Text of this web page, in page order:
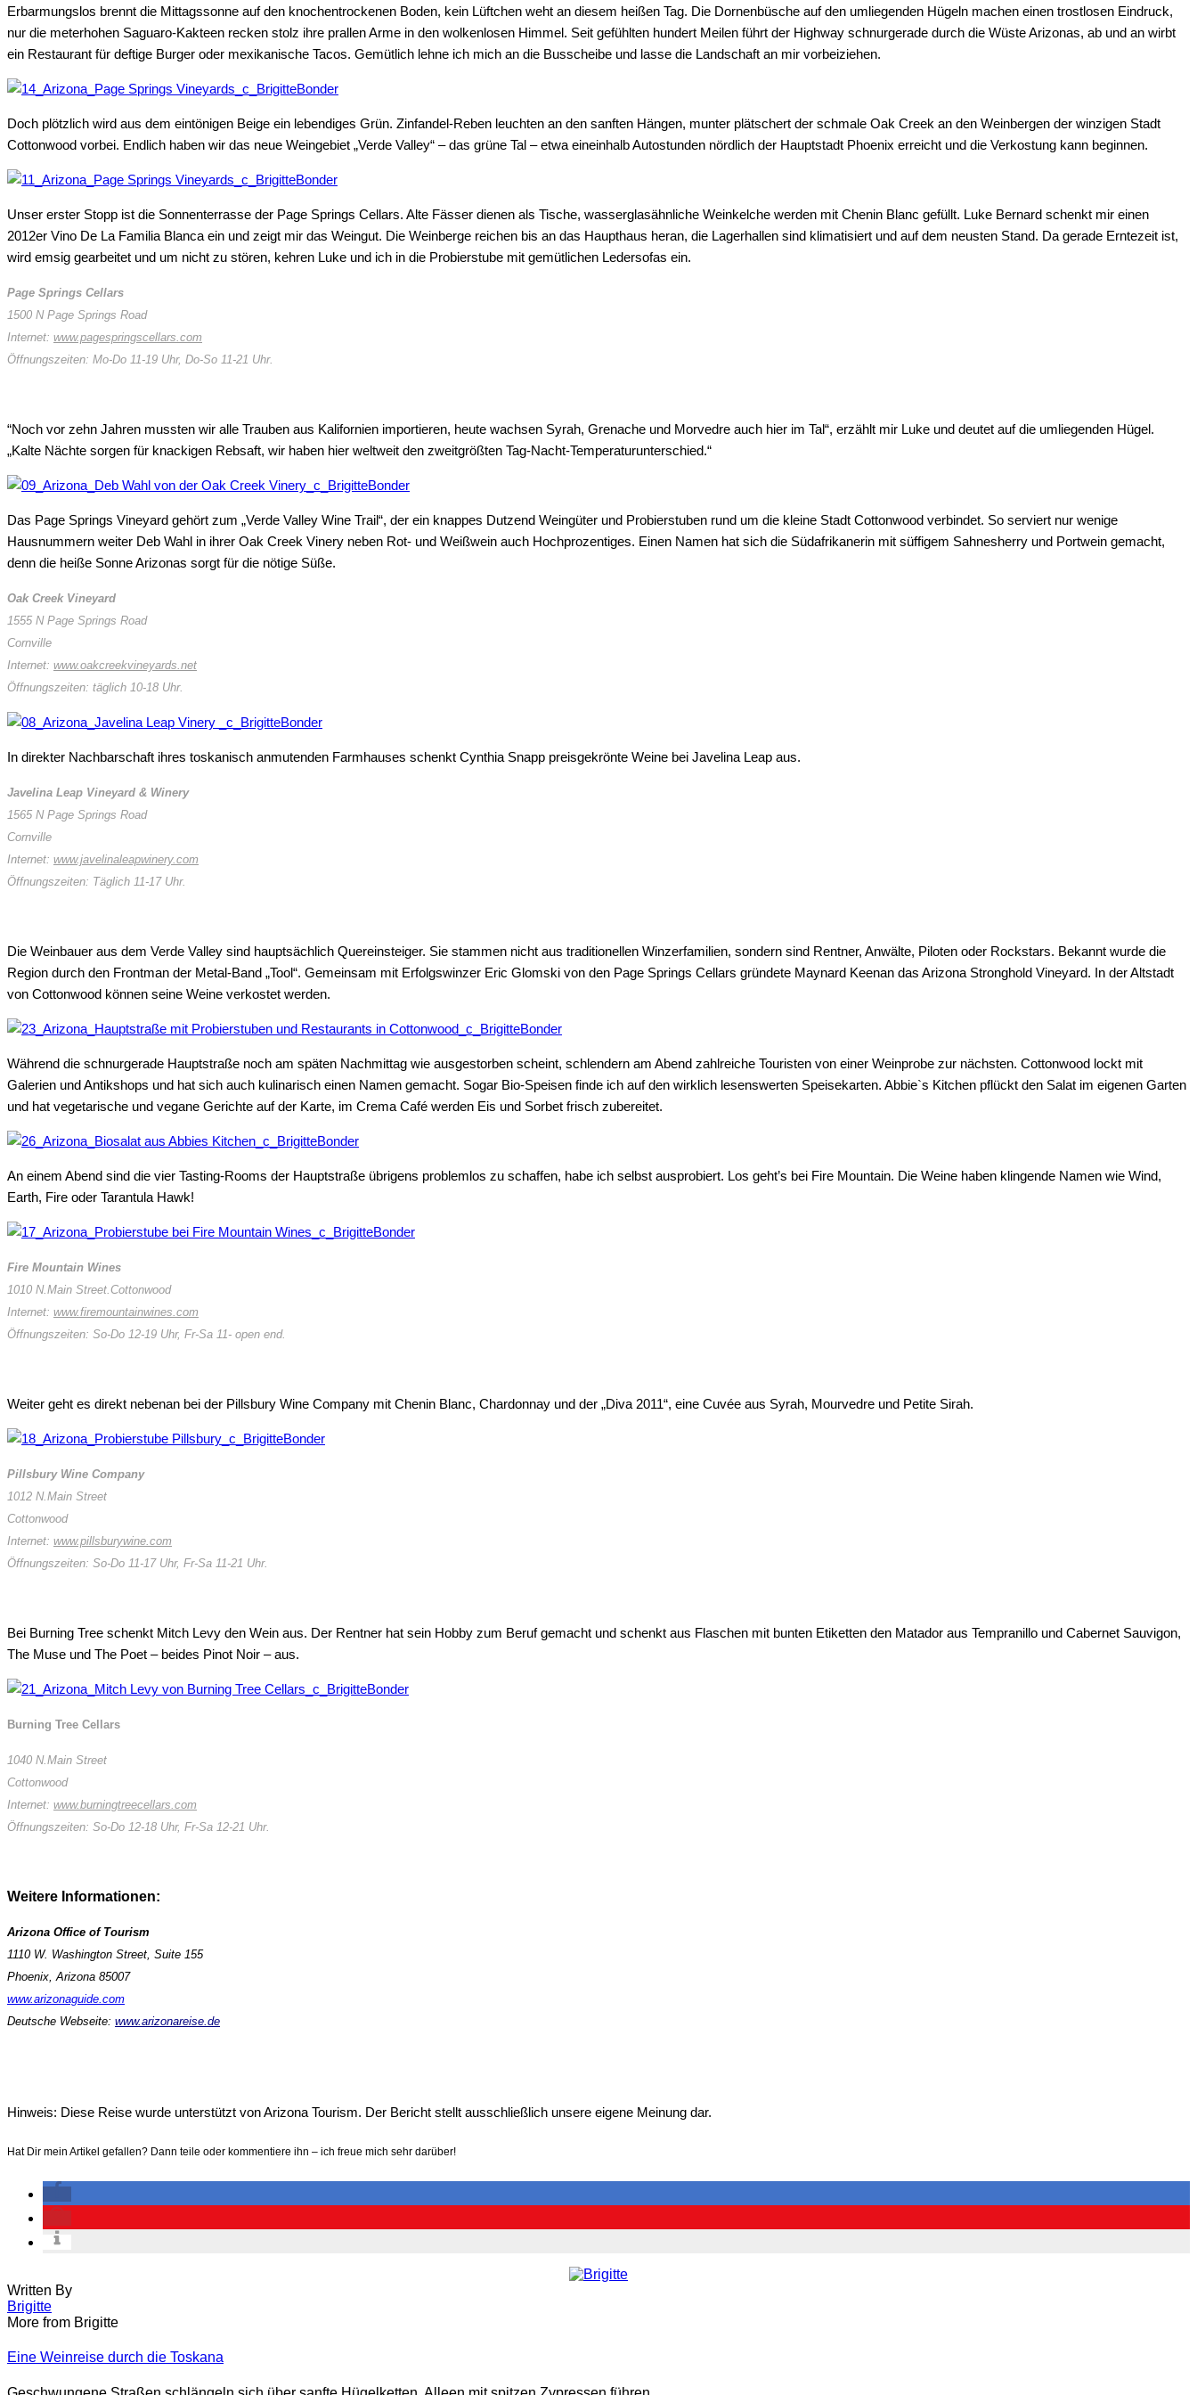
Erbarmungslos brennt die Mittagssonne auf den knochentrockenen Boden, kein Lüftchen weht an diesem heißen Tag. Die Dornenbüsche auf den umliegenden Hügeln machen einen trostlosen Eindruck,
nur die meterhohen Saguaro-Kakteen recken stolz ihre prallen Arme in den wolkenlosen Himmel. Seit gefühlten hundert Meilen führt der Highway schnurgerade durch die Wüste Arizonas, ab und an wirbt
ein Restaurant für deftige Burger oder mexikanische Tacos. Gemütlich lehne ich mich an die Busscheibe und lasse die Landschaft an mir vorbeiziehen.
Doch plötzlich wird aus dem eintönigen Beige ein lebendiges Grün. Zinfandel-Reben leuchten an den sanften Hängen, munter plätschert der schmale Oak Creek an den Weinbergen der winzigen Stadt
Cottonwood vorbei. Endlich haben wir das neue Weingebiet „Verde Valley“ – das grüne Tal – etwa eineinhalb Autostunden nördlich der Hauptstadt Phoenix erreicht und die Verkostung kann beginnen.
Unser erster Stopp ist die Sonnenterrasse der Page Springs Cellars. Alte Fässer dienen als Tische, wasserglasähnliche Weinkelche werden mit Chenin Blanc gefüllt. Luke Bernard schenkt mir einen
2012er Vino De La Familia Blanca ein und zeigt mir das Weingut. Die Weinberge reichen bis an das Haupthaus heran, die Lagerhallen sind klimatisiert und auf dem neusten Stand. Da gerade Erntezeit ist,
wird emsig gearbeitet und um nicht zu stören, kehren Luke und ich in die Probierstube mit gemütlichen Ledersofas ein.
Page Springs Cellars
1500 N Page Springs Road
Internet: www.pagespringscellars.com
Öffnungszeiten: Mo-Do 11-19 Uhr, Do-So 11-21 Uhr.
“Noch vor zehn Jahren mussten wir alle Trauben aus Kalifornien importieren, heute wachsen Syrah, Grenache und Morvedre auch hier im Tal“, erzählt mir Luke und deutet auf die umliegenden Hügel.
„Kalte Nächte sorgen für knackigen Rebsaft, wir haben hier weltweit den zweitgrößten Tag-Nacht-Temperaturunterschied.“
Das Page Springs Vineyard gehört zum „Verde Valley Wine Trail“, der ein knappes Dutzend Weingüter und Probierstuben rund um die kleine Stadt Cottonwood verbindet. So serviert nur wenige
Hausnummern weiter Deb Wahl in ihrer Oak Creek Vinery neben Rot- und Weißwein auch Hochprozentiges. Einen Namen hat sich die Südafrikanerin mit süffigem Sahnesherry und Portwein gemacht,
denn die heiße Sonne Arizonas sorgt für die nötige Süße.
Oak Creek Vineyard
1555 N Page Springs Road
Cornville
Internet: www.oakcreekvineyards.net
Öffnungszeiten: täglich 10-18 Uhr.
In direkter Nachbarschaft ihres toskanisch anmutenden Farmhauses schenkt Cynthia Snapp preisgekrönte Weine bei Javelina Leap aus.
Javelina Leap Vineyard & Winery
1565 N Page Springs Road
Cornville
Internet: www.javelinaleapwinery.com
Öffnungszeiten: Täglich 11-17 Uhr.
Die Weinbauer aus dem Verde Valley sind hauptsächlich Quereinsteiger. Sie stammen nicht aus traditionellen Winzerfamilien, sondern sind Rentner, Anwälte, Piloten oder Rockstars. Bekannt wurde die
Region durch den Frontman der Metal-Band „Tool“. Gemeinsam mit Erfolgswinzer Eric Glomski von den Page Springs Cellars gründete Maynard Keenan das Arizona Stronghold Vineyard. In der Altstadt
von Cottonwood können seine Weine verkostet werden.
Während die schnurgerade Hauptstraße noch am späten Nachmittag wie ausgestorben scheint, schlendern am Abend zahlreiche Touristen von einer Weinprobe zur nächsten. Cottonwood lockt mit
Galerien und Antikshops und hat sich auch kulinarisch einen Namen gemacht. Sogar Bio-Speisen finde ich auf den wirklich lesenswerten Speisekarten. Abbie`s Kitchen pflückt den Salat im eigenen Garten
und hat vegetarische und vegane Gerichte auf der Karte, im Crema Café werden Eis und Sorbet frisch zubereitet.
An einem Abend sind die vier Tasting-Rooms der Hauptstraße übrigens problemlos zu schaffen, habe ich selbst ausprobiert. Los geht’s bei Fire Mountain. Die Weine haben klingende Namen wie Wind,
Earth, Fire oder Tarantula Hawk!
Fire Mountain Wines
1010 N.Main Street.Cottonwood
Internet: www.firemountainwines.com
Öffnungszeiten: So-Do 12-19 Uhr, Fr-Sa 11- open end.
Weiter geht es direkt nebenan bei der Pillsbury Wine Company mit Chenin Blanc, Chardonnay und der „Diva 2011“, eine Cuvée aus Syrah, Mourvedre und Petite Sirah.
Pillsbury Wine Company
1012 N.Main Street
Cottonwood
Internet: www.pillsburywine.com
Öffnungszeiten: So-Do 11-17 Uhr, Fr-Sa 11-21 Uhr.
Bei Burning Tree schenkt Mitch Levy den Wein aus. Der Rentner hat sein Hobby zum Beruf gemacht und schenkt aus Flaschen mit bunten Etiketten den Matador aus Tempranillo und Cabernet Sauvigon,
The Muse und The Poet – beides Pinot Noir – aus.
Burning Tree Cellars
1040 N.Main Street
Cottonwood
Internet: www.burningtreecellars.com
Öffnungszeiten: So-Do 12-18 Uhr, Fr-Sa 12-21 Uhr.
Weitere Informationen:
Arizona Office of Tourism
1110 W. Washington Street, Suite 155
Phoenix, Arizona 85007
www.arizonaguide.com
Deutsche Webseite: www.arizonareise.de
Hinweis: Diese Reise wurde unterstützt von Arizona Tourism. Der Bericht stellt ausschließlich unsere eigene Meinung dar.
Hat Dir mein Artikel gefallen? Dann teile oder kommentiere ihn – ich freue mich sehr darüber!
Written By
Brigitte
More from Brigitte
Eine Weinreise durch die Toskana